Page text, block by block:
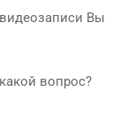
Вы
вопрос?